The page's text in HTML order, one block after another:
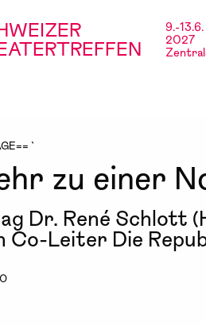
9.-13.6.
2027
`
zu einer
Dr. René Schlott
Co-Leiter Die